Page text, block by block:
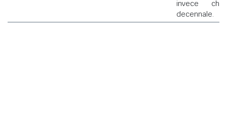
invece che
decennale.